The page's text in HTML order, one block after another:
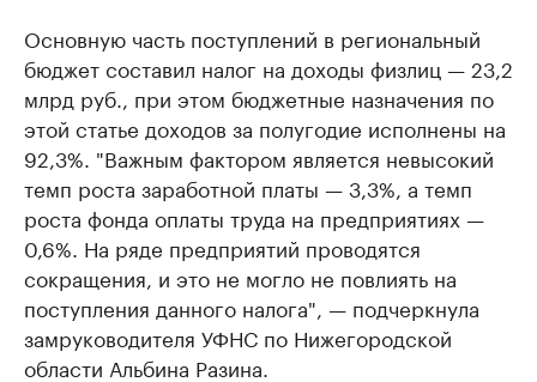
Основную часть поступлений в региональный
бюджет составил налог на доходы физлиц — 23,2
млрд руб., при этом бюджетные назначения по
этой статье доходов за полугодие исполнены на
92,3%. "Важным фактором является невысокий
темп роста заработной платы — 3,3%, а темп
роста фонда оплаты труда на предприятиях —
0,6%. На ряде предприятий проводятся
сокращения, и это не могло не повлиять на
поступления данного налога", — подчеркнула
замруководителя УФНС по Нижегородской
области Альбина Разина.